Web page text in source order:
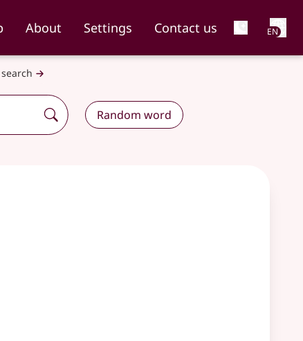
About Settings Contact us EN
Random word